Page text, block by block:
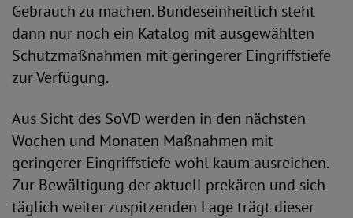
Gebrauch zu machen. Bundeseinheitlich steht
dann nur noch ein Katalog mit ausgewählten
Schutzmaßnahmen mit geringerer Eingriffstiefe
zur Verfügung.
Aus Sicht des SoVD werden in den nächsten
Wochen und Monaten Maßnahmen mit
geringerer Eingriffstiefe wohl kaum ausreichen.
Zur Bewältigung der aktuell prekären und sich
täglich weiter zuspitzenden Lage trägt dieser